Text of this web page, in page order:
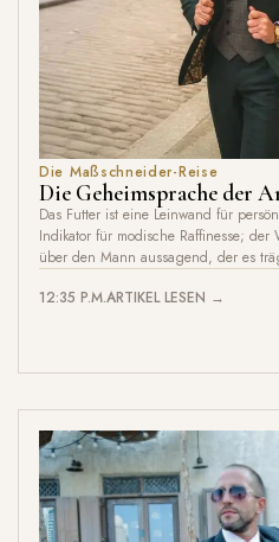
Die Maßschneider-Reise
Die Geheimsprache der
Das Futter ist eine Leinwand für
Indikator für modische Raffinesse;
über den Mann aussagend, der es
12:35 P.M.ARTIKEL LESEN →